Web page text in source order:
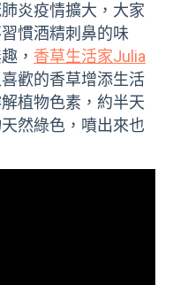
炎疫情擴大，大家
慣酒精刺鼻的味
， 香草生活家Julia
歡的香草增添生活
植物色素，約半天
然綠色，噴出來也